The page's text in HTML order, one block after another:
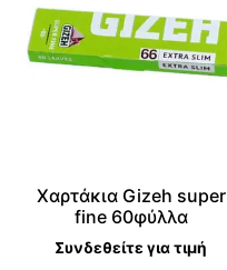
Χαρτάκια Gizeh super
fine 60φύλλα
Συνδεθείτε για τιμή